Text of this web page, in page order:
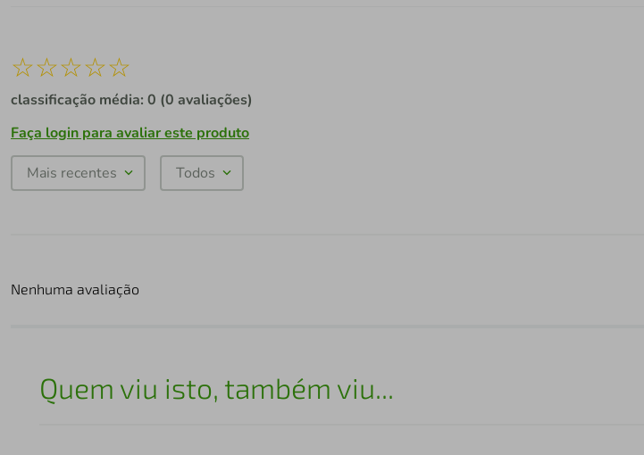
☆☆☆☆☆
classificação média: 0 (0 avaliações)
Faça login para avaliar este produto
Mais recentes Todos
Nenhuma avaliação
Quem viu isto, também viu...